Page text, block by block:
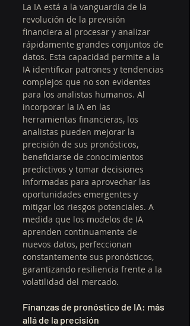
La IA está a la vanguardia de la
revolución de la previsión
financiera al procesar y analizar
rápidamente grandes conjuntos de
datos. Esta capacidad permite a la
IA identificar patrones y tendencias
complejos que no son evidentes
para los analistas humanos. Al
incorporar la IA en las
herramientas financieras, los
analistas pueden mejorar la
precisión de sus pronósticos,
beneficiarse de conocimientos
predictivos y tomar decisiones
informadas para aprovechar las
oportunidades emergentes y
mitigar los riesgos potenciales. A
medida que los modelos de IA
aprenden continuamente de
nuevos datos, perfeccionan
constantemente sus pronósticos,
garantizando resiliencia frente a la
volatilidad del mercado.
Finanzas de pronóstico de IA: más
allá de la precisión